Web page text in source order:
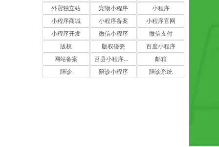
外贸独立站
宠物小程序
小程序
小程序商城
小程序备案
小程序官网
小程序开发
微信小程序
微信支付
版权
版权碰瓷
百度小程序
网站备案
莒县小程序开发
邮箱
陪诊
陪诊小程序 陪诊系统